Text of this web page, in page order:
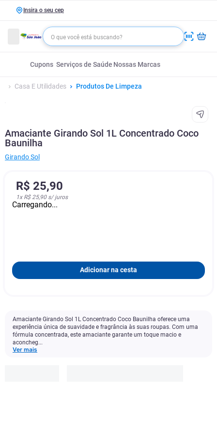
Insira o seu cep
Cupons Serviços de Saúde Nossas Marcas
Casa E Utilidades Produtos De Limpeza
Amaciante Girando Sol 1L Concentrado Coco
Baunilha
Girando Sol
R$ 25,90
1x R$ 25,90s/ juros
Carregando...
Adicionar na cesta
Amaciante Girando Sol 1L Concentrado Coco Baunilha oferece uma
experiência única de suavidade e fragrância às suas roupas. Com uma
fórmula concentrada, este amaciante garante um toque macio e
aconcheg...
Ver mais